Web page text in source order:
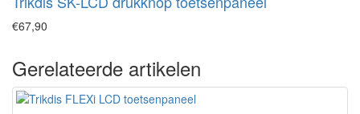
€67,90
Gerelateerde artikelen